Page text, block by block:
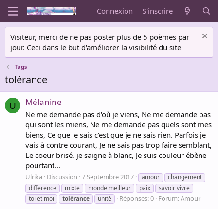
Connexion S'inscrire
Visiteur, merci de ne pas poster plus de 5 poèmes par
jour. Ceci dans le but d'améliorer la visibilité du site.
Tags
tolérance
U Mélanine
Ne me demande pas d'où je viens, Ne me demande pas
qui sont les miens, Ne me demande pas quels sont mes
biens, Ce que je sais c'est que je ne sais rien. Parfois je
vais à contre courant, Je ne sais pas trop faire semblant,
Le coeur brisé, je saigne à blanc, Je suis couleur ébène
pourtant...
Ulrika Discussion 7 Septembre 2017 amour
changement
difference
mixte monde meilleur paix
savoir vivre
toi et moi
tolérance unité Réponses: 0 Forum:Amour